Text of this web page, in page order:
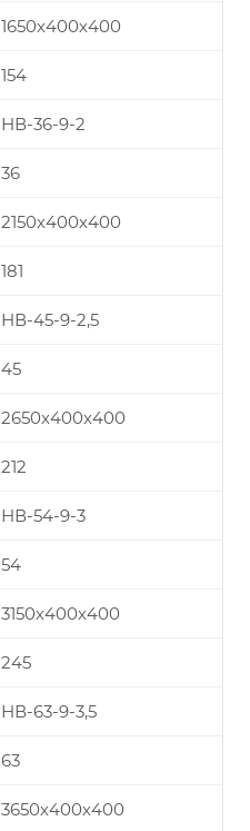
1650х400х400
154
НВ-36-9-2
36
2150х400х400
181
НВ-45-9-2,5
45
2650х400х400
212
НВ-54-9-3
54
3150х400х400
245
НВ-63-9-3,5
63
3650х400х400